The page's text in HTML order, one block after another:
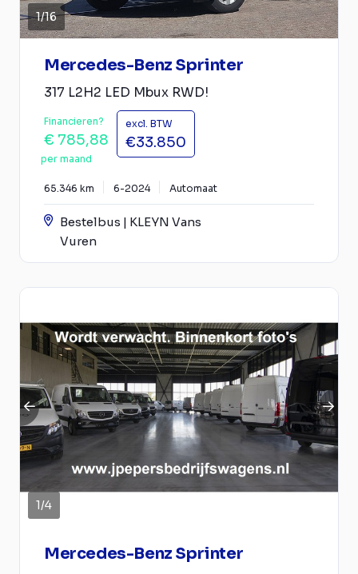
1/16
Mercedes-Benz Sprinter
317 L2H2 LED Mbux RWD!
Financieren?
€ 785,88
per maand
excl. BTW
€33.850
65.346 km 6-2024 Automaat
Bestelbus | KLEYN Vans
Vuren
1/4
Mercedes-Benz Sprinter